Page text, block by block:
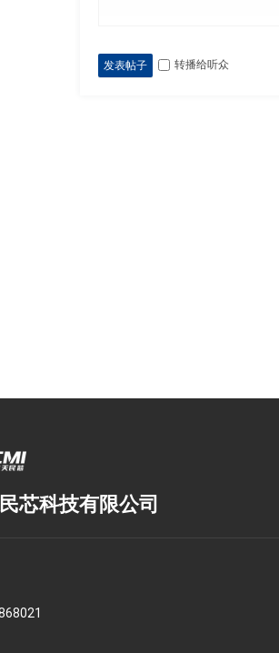
发表帖子 转播给听众
芯科技有限公司